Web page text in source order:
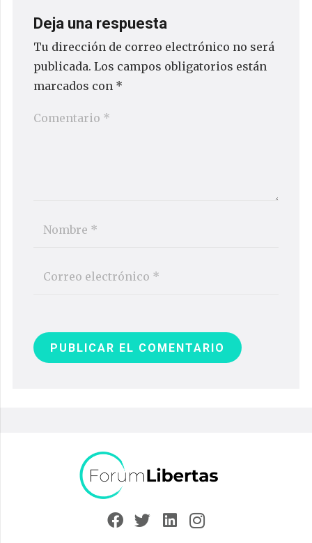
Deja una respuesta
Tu dirección de correo electrónico no será
publicada. Los campos obligatorios están
marcados con *
PUBLICAR EL COMENTARIO